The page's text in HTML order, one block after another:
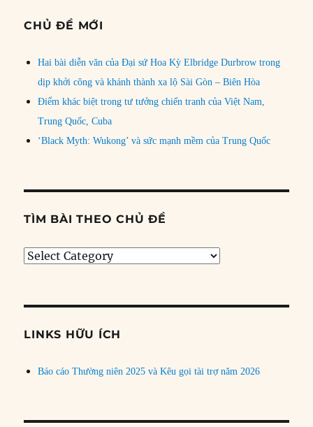
CHỦ ĐỀ MỚI
Hai bài diễn văn của Đại sứ Hoa Kỳ Elbridge Durbrow trong
dịp khởi công và khánh thành xa lộ Sài Gòn – Biên Hòa
Điểm khác biệt trong tư tưởng chiến tranh của Việt Nam,
Trung Quốc, Cuba
‘Black Myth: Wukong’ và sức mạnh mềm của Trung Quốc
TÌM BÀI THEO CHỦ ĐỀ
Tìm
đề
LINKS HỮU ÍCH
Báo cáo Thường niên 2025 và Kêu gọi tài trợ năm 2026